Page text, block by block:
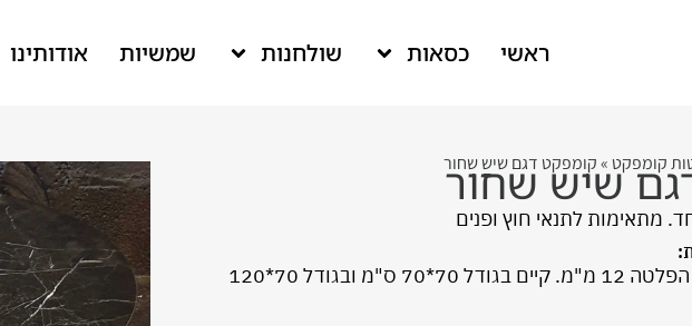
ראשי כסאות שולחנות שמשיות אודותינו
קומפקט»קומפקט דגם שיש שחור
שיש שחור
מתאימות לתנאי חוץ ופנים
עובי הפלטה 12 מ"מ. קיים בגודל 70*70 ס"מ ובגודל 70*120